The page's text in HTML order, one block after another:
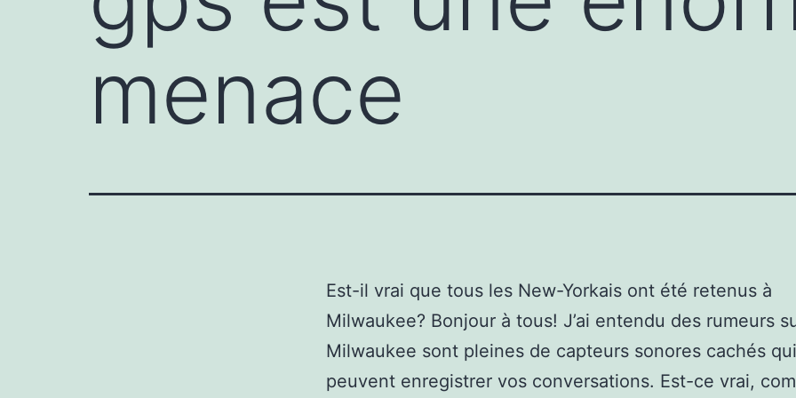
menace
Est-il vrai que tous les New-Yorkais ont été retenus à
Milwaukee? Bonjour à tous! J’ai entendu des rumeurs
Milwaukee sont pleines de capteurs sonores cachés qui
peuvent enregistrer vos conversations. Est-ce vrai,